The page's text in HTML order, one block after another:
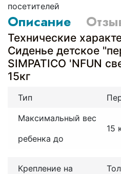
посетителей
Описание
Технические
Сиденье детское
SIMPATICO 'NFUN
15кг
Тип
Максимальный вес
ребенка до
15
Крепление на